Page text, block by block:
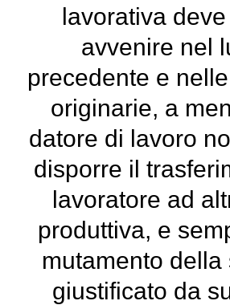
lavorativa
avvenire nel
precedente e
originarie, a
datore di lavoro
disporre il
lavoratore ad
produttiva, e
mutamento della
giustificato da